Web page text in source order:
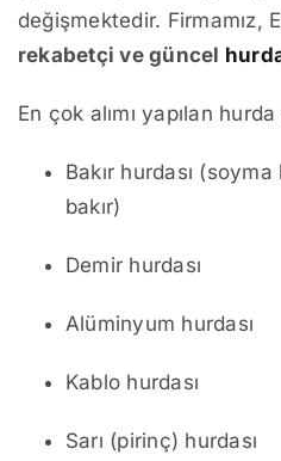
değişmektedir. Firmamız,
rekabetçi ve güncel
En çok alımı yapılan
Bakır hurdası (soyma
bakır)
Demir hurdası
Alüminyum hurdası
Kablo hurdası
Sarı (pirinç) hurdası